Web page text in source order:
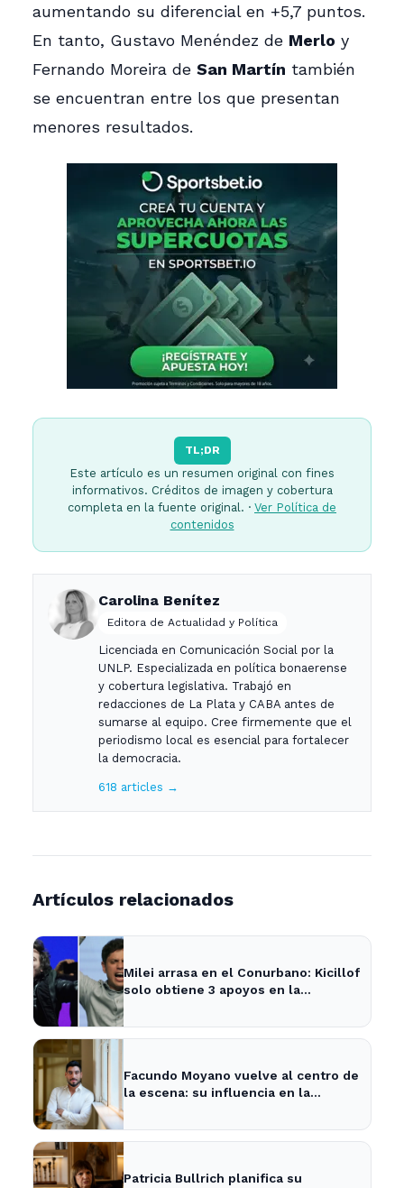
aumentando su diferencial en +5,7 puntos.
En tanto, Gustavo Menéndez de Merlo y
Fernando Moreira de San Martín también
se encuentran entre los que presentan
menores resultados.
TL;DR
Este artículo es un resumen original con fines
informativos. Créditos de imagen y cobertura
completa en la fuente original. · Ver Política de
contenidos
Carolina Benítez
Editora de Actualidad y Política
Licenciada en Comunicación Social por la
UNLP. Especializada en política bonaerense
y cobertura legislativa. Trabajó en
redacciones de La Plata y CABA antes de
sumarse al equipo. Cree firmemente que el
periodismo local es esencial para fortalecer
la democracia.
618 articles →
Artículos relacionados
Milei arrasa en el Conurbano: Kicillof
solo obtiene 3 apoyos en la
Facundo Moyano vuelve al centro de
la escena: su influencia en la
Patricia Bullrich planifica su